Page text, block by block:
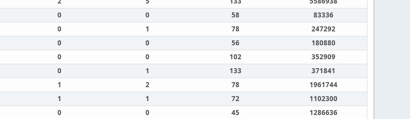
0 0 58
83336
0 1 78
247292
0 0 56
180880
0 0 102
352909
0 1 133
371841
1 2 78
1961744
1 1 72
1102300
0 0 45
1286636